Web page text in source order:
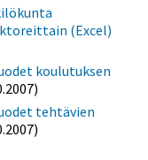
(Excel)
koulutuksen
tehtävien